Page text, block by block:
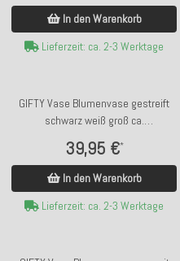
In den Warenkorb
Lieferzeit: ca. 2-3 Werktage
GIFTY Vase Blumenvase gestreift
schwarz weiß groß ca.
39,95 €*
In den Warenkorb
Lieferzeit: ca. 2-3 Werktage